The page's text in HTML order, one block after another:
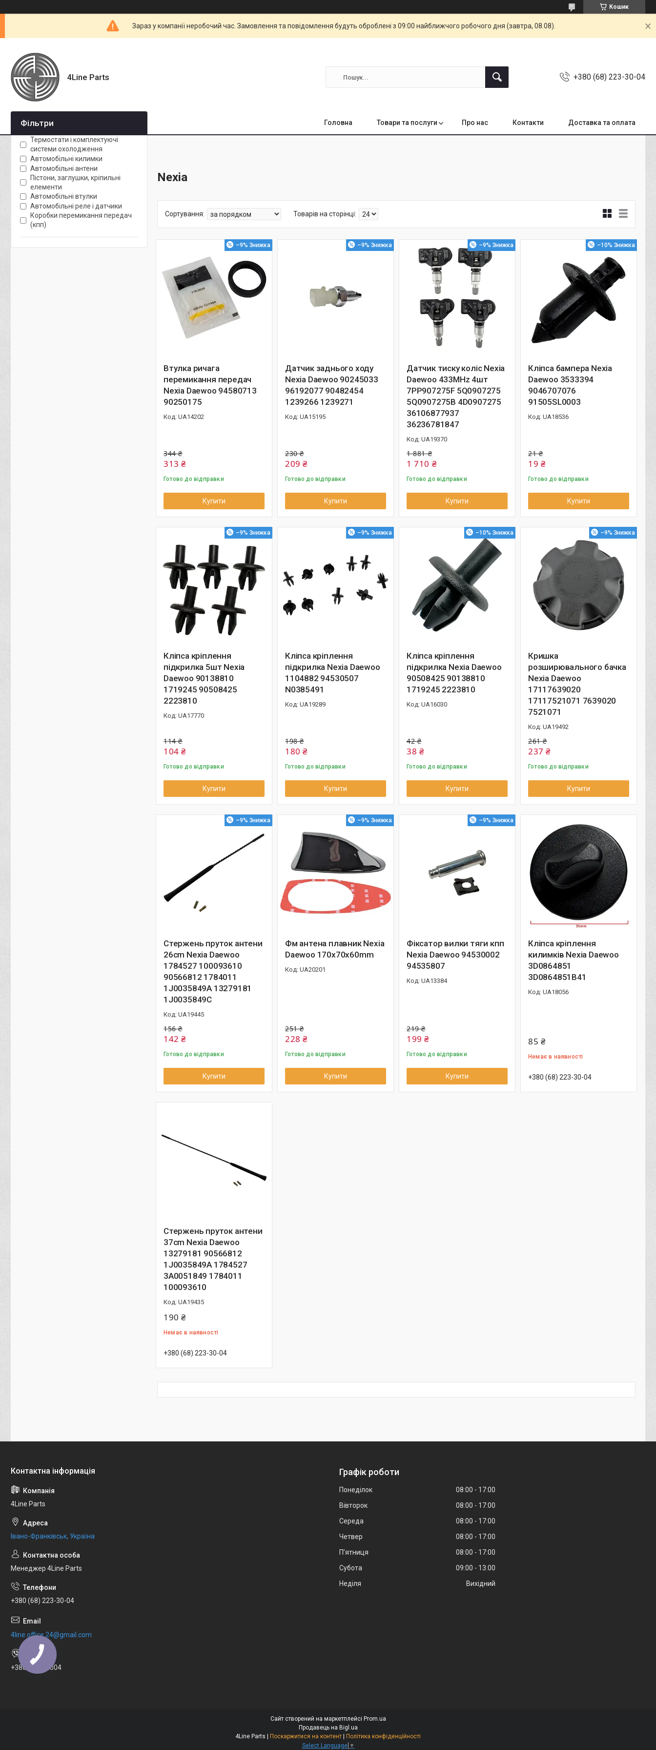
Кошик
Зараз у компанії неробочий час. Замовлення та повідомлення будуть оброблені з 09:00 найближчого робочого дня (завтра, 08.08).
4Line Parts +380 (68) 223-30-04
Головна Товари та послуги Про нас Контакти Доставка та оплата
Nexia
–9%
Втулка ричага
перемикання передач
Nexia Daewoo 94580713
90250175
UA14202
344 ₴
313 ₴
Готово до відправки
Купити
–9%
Датчик заднього ходу
Nexia Daewoo 90245033
96192077 90482454
1239266 1239271
UA15195
230 ₴
209 ₴
Готово до відправки
Купити
–9%
Датчик тиску коліс Nexia
Daewoo 433MHz 4шт
7PP907275F 5Q0907275
5Q0907275B 4D0907275
36106877937
36236781847
UA19370
1 881 ₴
1 710 ₴
Готово до відправки
Купити
–10%
Кліпса бампера Nexia
Daewoo 3533394
9046707076
91505SL0003
UA18536
21 ₴
19 ₴
Готово до відправки
Купити
–9%
Кліпса кріплення
підкрилка 5шт Nexia
Daewoo 90138810
1719245 90508425
2223810
UA17770
114 ₴
104 ₴
Готово до відправки
Купити
–9%
Кліпса кріплення
підкрилка Nexia Daewoo
1104882 94530507
N0385491
UA19289
198 ₴
180 ₴
Готово до відправки
Купити
–10%
Кліпса кріплення
підкрилка Nexia Daewoo
90508425 90138810
1719245 2223810
UA16030
42 ₴
38 ₴
Готово до відправки
Купити
–9%
Кришка
розширювального бачка
Nexia Daewoo
17117639020
17117521071 7639020
7521071
UA19492
261 ₴
237 ₴
Готово до відправки
Купити
–9%
Стержень пруток антени
26cm Nexia Daewoo
1784527 100093610
90566812 1784011
1J0035849A 13279181
1J0035849C
UA19445
156 ₴
142 ₴
Готово до відправки
Купити
–9%
Фм антена плавник Nexia
Daewoo 170х70х60mm
UA20201
251 ₴
228 ₴
Готово до відправки
Купити
–9%
Фіксатор вилки тяги кпп
Nexia Daewoo 94530002
94535807
UA13384
219 ₴
199 ₴
Готово до відправки
Купити
Кліпса кріплення
килимків Nexia Daewoo
3D0864851
3D0864851B41
UA18056
85 ₴
Немає в наявності
+380 (68) 223-30-04
Стержень пруток антени
37cm Nexia Daewoo
13279181 90566812
1J0035849A 1784527
3A0051849 1784011
100093610
UA19435
190 ₴
Немає в наявності
+380 (68) 223-30-04
Фільтри
Термостати і комплектуючі
системи охолодження
Автомобільні килимки
Автомобільні антени
Пістони, заглушки, кріпильні
елементи
Автомобільні втулки
Автомобільні реле і датчики
Коробки перемикання передач
(кпп)
4Line Parts
Івано-Франківськ, Україна
Менеджер 4Line Parts
+380 (68) 223-30-04
4line.office.24@gmail.com
+380682233004
Графік роботи
Понеділок 08:00
17:00
Вівторок
08:00
17:00
Середа
08:00
17:00
Четвер
08:00
17:00
Пʼятниця
08:00
17:00
Субота
09:00
13:00
Неділя
Вихідний
Сайт створений на маркетплейсі Prom.ua
Продавець на Bigl.ua
4Line Parts | Поскаржитися на контент | Політика конфіденційності
Select Language ▼